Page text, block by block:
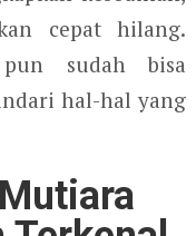
cepat hilang.
sudah bisa
hal-hal yang